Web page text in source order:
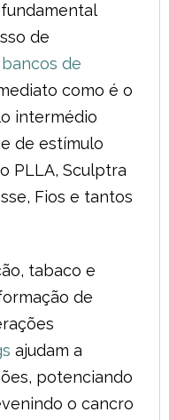
de
bancos de
como é o
intermédio
de estímulo
PLLA, Sculptra
Fios e tantos
tabaco e
de
ajudam a
potenciando
o cancro